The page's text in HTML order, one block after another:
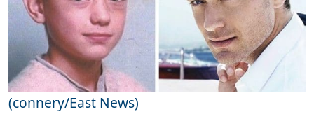
(connery/East News)